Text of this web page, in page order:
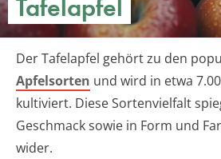
Tafelapfel
Der Tafelapfel gehört zu den
Apfelsorten und wird in etwa
kultiviert. Diese Sortenvielfalt
Geschmack sowie in Form und
wider.